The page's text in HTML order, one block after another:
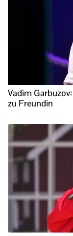
Vadim
zu Freundin